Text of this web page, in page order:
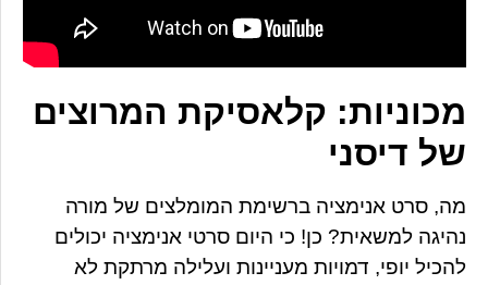
מכוניות: קלאסיקת המרוצים
של דיסני
מה, סרט אנימציה ברשימת המומלצים של מורה
נהיגה למשאית? כן! כי היום סרטי אנימציה יכולים
להכיל יופי, דמויות מעניינות ועלילה מרתקת לא